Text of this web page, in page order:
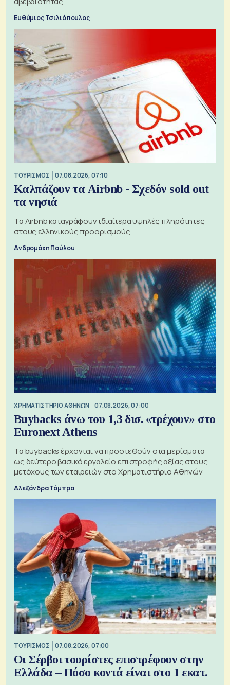
Ευθύμιος Τσιλιόπουλος
ΤΟΥΡΙΣΜΟΣ 07.08.2026, 07:10
Καλπάζουν τα Airbnb - Σχεδόν sold out
τα νησιά
Τα Airbnb καταγράφουν ιδιαίτερα υψηλές πληρότητες
στους ελληνικούς προορισμούς
Ανδρομάχη Παύλου
XΡΗΜΑΤΙΣΤΗΡΙΟ ΑΘΗΝΩΝ 07.08.2026, 07:00
Buybacks άνω του 1,3 δισ. «τρέχουν» στο
Euronext Athens
Τα buybacks έρχονται να προστεθούν στα μερίσματα
ως δεύτερο βασικό εργαλείο επιστροφής αξίας στους
μετόχους των εταιρειών στο Χρηματιστήριο Αθηνών
Αλεξάνδρα Τόμπρα
ΤΟΥΡΙΣΜΟΣ 07.08.2026, 07:00
Οι Σέρβοι τουρίστες επιστρέφουν στην
Ελλάδα – Πόσο κοντά είναι στο 1 εκατ.